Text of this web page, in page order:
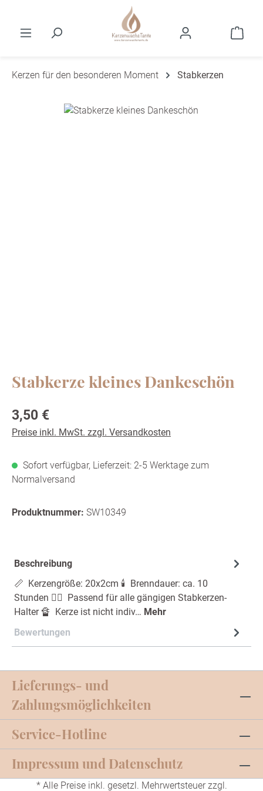
Kerzen für den besonderen Moment Stabkerzen
Bildergalerie überspringen
Stabkerze kleines Dankeschön
Regulärer Preis:
3,50 €
Preise inkl. MwSt. zzgl. Versandkosten
Sofort verfügbar, Lieferzeit: 2-5 Werktage zum
Normalversand
Produktnummer: SW10349
Beschreibung
📏 Kerzengröße: 20x2cm 🕯️ Brenndauer: ca. 10
Stunden 👍🏼 Passend für alle gängigen Stabkerzen-
Halter 🔏 Kerze ist nicht indiv… Mehr
Bewertungen
Service-Hotline
Lieferungs- und
Zahlungsmöglichkeiten
Impressum und Datenschutz
* Alle Preise inkl. gesetzl. Mehrwertsteuer zzgl.